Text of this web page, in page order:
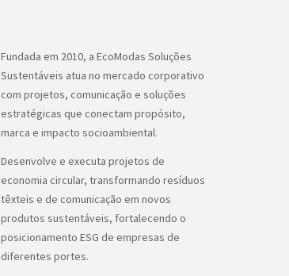
Fundada em 2010, a EcoModas Soluções
Sustentáveis atua no mercado corporativo
com projetos, comunicação e soluções
estratégicas que conectam propósito,
marca e impacto socioambiental.
Desenvolve e executa projetos de
economia circular, transformando resíduos
têxteis e de comunicação em novos
produtos sustentáveis, fortalecendo o
posicionamento ESG de empresas de
diferentes portes.